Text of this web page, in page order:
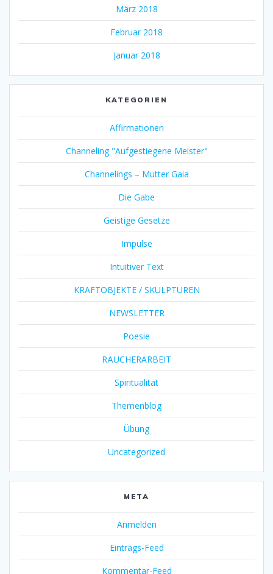
März 2018
Februar 2018
Januar 2018
KATEGORIEN
Affirmationen
Channeling "Aufgestiegene Meister"
Channelings – Mutter Gaia
Die Gabe
Geistige Gesetze
Impulse
Intuitiver Text
KRAFTOBJEKTE / SKULPTUREN
NEWSLETTER
Poesie
RÄUCHERARBEIT
Spiritualität
Themenblog
Übung
Uncategorized
META
Anmelden
Eintrags-Feed
Kommentar-Feed